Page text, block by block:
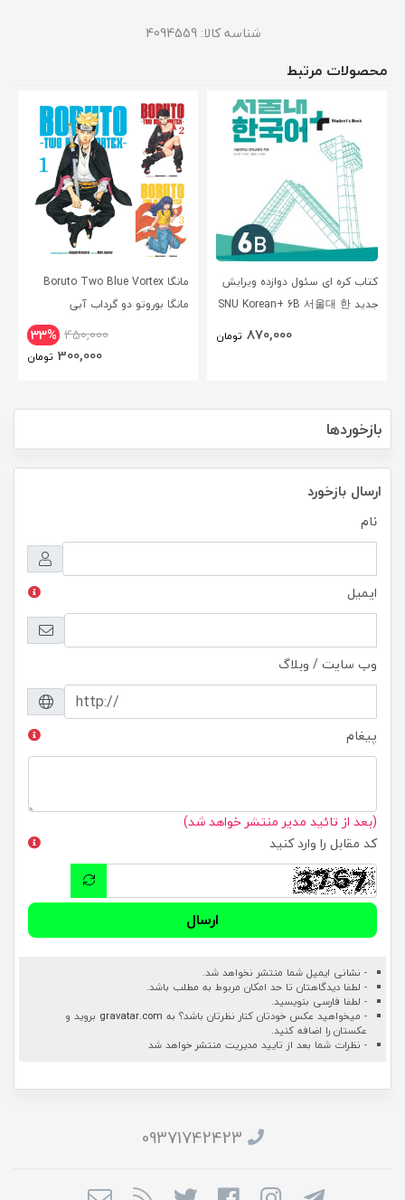
شناسه کالا: 4094559
محصولات مرتبط
کتاب کره ای سئول دوازده ویرایش
جدید SNU Korean+ 6B 서울대 한
870,000 تومان
مانگا Boruto Two Blue Vortex
مانگا بوروتو دو گرداب آبی
33% 450,000
300,000 تومان
بازخوردها
ارسال بازخورد
نام
ایمیل
وب سایت / وبلاگ
پیغام
(بعد از تائید مدیر منتشر خواهد شد)
کد مقابل را وارد کنید
ارسال
- نشانی ایمیل شما منتشر نخواهد شد.
- لطفا دیدگاهتان تا حد امکان مربوط به مطلب باشد.
- لطفا فارسی بنویسید.
- میخواهید عکس خودتان کنار نظرتان باشد؟ به gravatar.com بروید و
عکستان را اضافه کنید.
- نظرات شما بعد از تایید مدیریت منتشر خواهد شد
09371742423